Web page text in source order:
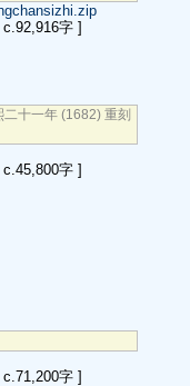
c.92,916字 ]
十一年 (1682) 重刻
c.45,800字 ]
c.71,200字 ]